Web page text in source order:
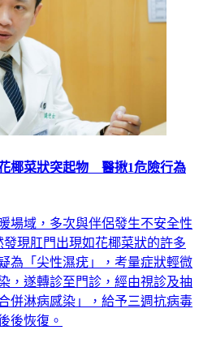
現肛門出現如花椰菜狀的許多
為「尖性濕疣」，考量症狀輕微
，遂轉診至門診，經由視診及抽
併淋病感染」，給予三週抗病毒
後恢復。